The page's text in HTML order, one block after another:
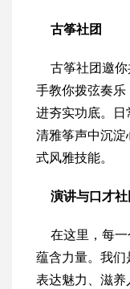
古筝社团
古筝社团邀
手教你拨弦奏
进夯实功底。
清雅筝声中沉
式风雅技能。
演讲与口才社
在这里，每
蕴含力量。我
表达魅力、滋